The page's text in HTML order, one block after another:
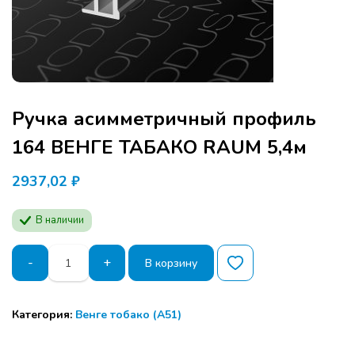
Ручка асимметричный профиль
164 ВЕНГЕ ТАБАКО RAUM 5,4м
В наличии
-
Количество
товара
асимметричный
+ В корзину
Программа семинара расчитана для